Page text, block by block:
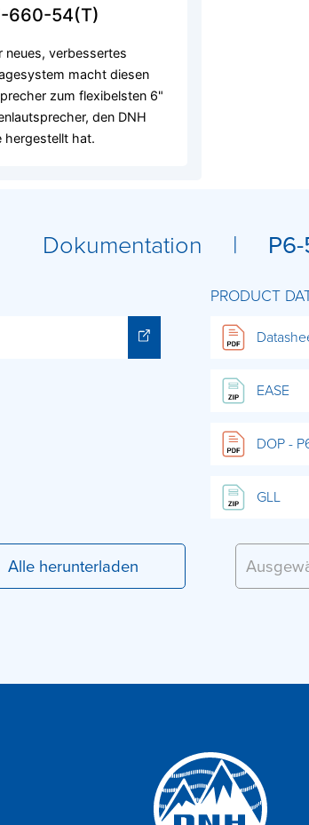
660-54(T)
neues, verbessertes
macht diesen
zum flexibelsten 6"
den DNH
hergestellt hat.
Dokumentation |
PRODUCT
EASE
DOP -
GLL